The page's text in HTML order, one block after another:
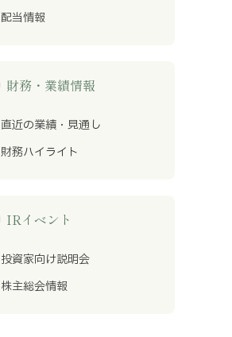
配当情報
財務・業績情報
直近の業績・見通し
財務ハイライト
IRイベント
投資家向け説明会
株主総会情報